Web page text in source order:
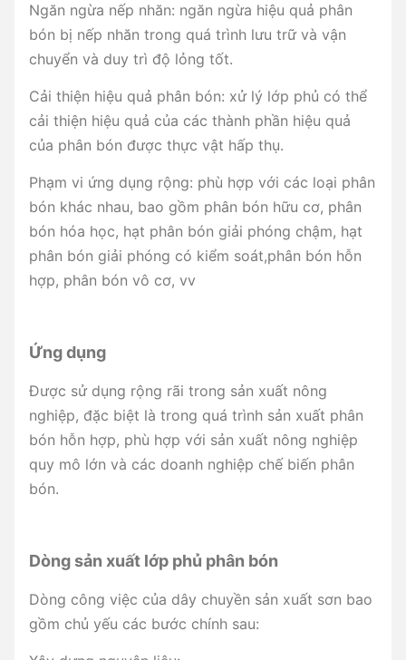
Ngăn ngừa nếp nhăn: ngăn ngừa hiệu quả phân
bón bị nếp nhăn trong quá trình lưu trữ và vận
chuyển và duy trì độ lỏng tốt.
Cải thiện hiệu quả phân bón: xử lý lớp phủ có thể
cải thiện hiệu quả của các thành phần hiệu quả
của phân bón được thực vật hấp thụ.
Phạm vi ứng dụng rộng: phù hợp với các loại phân
bón khác nhau, bao gồm phân bón hữu cơ, phân
bón hóa học, hạt phân bón giải phóng chậm, hạt
phân bón giải phóng có kiểm soát,phân bón hỗn
hợp, phân bón vô cơ, vv
Ứng dụng
Được sử dụng rộng rãi trong sản xuất nông
nghiệp, đặc biệt là trong quá trình sản xuất phân
bón hỗn hợp, phù hợp với sản xuất nông nghiệp
quy mô lớn và các doanh nghiệp chế biến phân
bón.
Dòng sản xuất lớp phủ phân bón
Dòng công việc của dây chuyền sản xuất sơn bao
gồm chủ yếu các bước chính sau: